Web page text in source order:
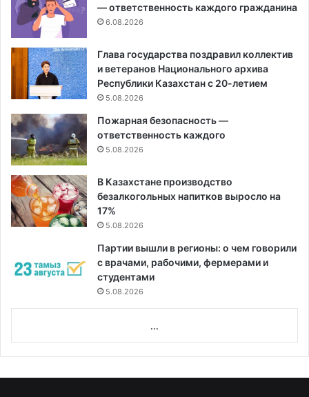
— ответственность каждого гражданина
6.08.2026
Глава государства поздравил коллектив
и ветеранов Национального архива
Республики Казахстан с 20-летием
5.08.2026
Пожарная безопасность —
ответственность каждого
5.08.2026
В Казахстане производство
безалкогольных напитков выросло на
17%
5.08.2026
Партии вышли в регионы: о чем говорили
с врачами, рабочими, фермерами и
студентами
5.08.2026
...